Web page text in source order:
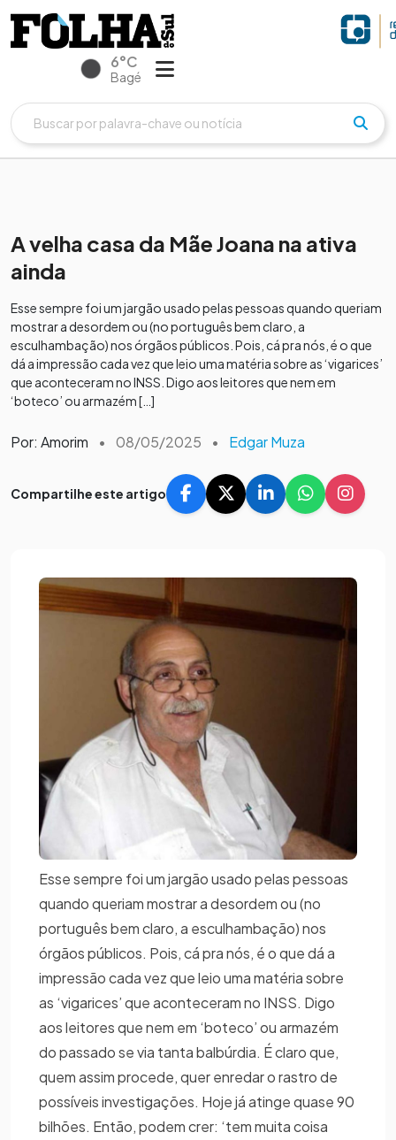
6°C
Bagé
A velha casa da Mãe Joana na ativa
ainda
Esse sempre foi um jargão usado pelas pessoas quando queriam
mostrar a desordem ou (no português bem claro, a
esculhambação) nos órgãos públicos. Pois, cá pra nós, é o que
dá a impressão cada vez que leio uma matéria sobre as ‘vigarices’
que aconteceram no INSS. Digo aos leitores que nem em
‘boteco’ ou armazém […]
Por: Amorim • 08/05/2025 • Edgar Muza
Compartilhe este artigo
Esse sempre foi um jargão usado pelas pessoas
quando queriam mostrar a desordem ou (no
português bem claro, a esculhambação) nos
órgãos públicos. Pois, cá pra nós, é o que dá a
impressão cada vez que leio uma matéria sobre
as ‘vigarices’ que aconteceram no INSS. Digo
aos leitores que nem em ‘boteco’ ou armazém
do passado se via tanta balbúrdia. É claro que,
quem assim procede, quer enredar o rastro de
possíveis investigações. Hoje já atinge quase 90
bilhões. Então, podem crer: ‘tem muita coisa